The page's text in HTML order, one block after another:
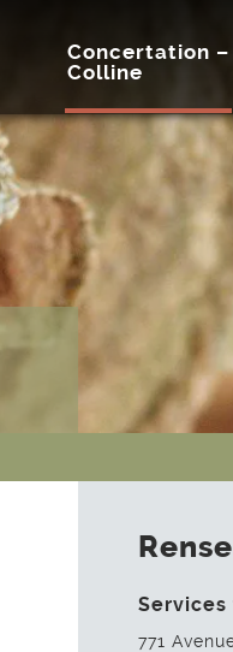
Concertation –
Colline
771